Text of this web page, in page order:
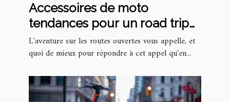
Accessoires de moto
tendances pour un road trip
inoubliable
L'aventure sur les routes ouvertes vous appelle, et
quoi de mieux pour répondre à cet appel qu'en...